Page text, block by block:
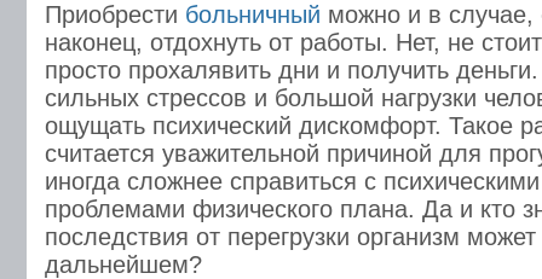
Приобрести больничный можно и в случае,
наконец, отдохнуть от работы. Нет, не
просто прохалявить дни и получить
сильных стрессов и большой нагрузки
ощущать психический дискомфорт. Такое
считается уважительной причиной для
иногда сложнее справиться с
проблемами физического плана. Да и кто
последствия от перегрузки организм
дальнейшем?